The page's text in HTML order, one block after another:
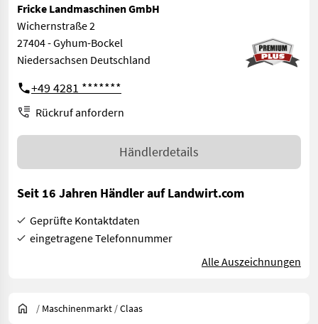
Fricke Landmaschinen GmbH
Wichernstraße 2
27404 - Gyhum-Bockel
Niedersachsen Deutschland
+49 4281 *******
Rückruf anfordern
Händlerdetails
Seit 16 Jahren Händler auf Landwirt.com
Geprüfte Kontaktdaten
eingetragene Telefonnummer
Alle Auszeichnungen
/ Maschinenmarkt /Claas